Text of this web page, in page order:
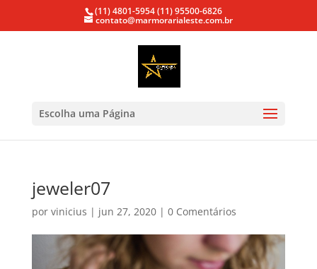
(11) 4801-5954(11) 95500-6826
contato@marmorarialeste.com.br
Escolha uma Página
jeweler07
por vinicius | jun 27, 2020| 0 Comentários